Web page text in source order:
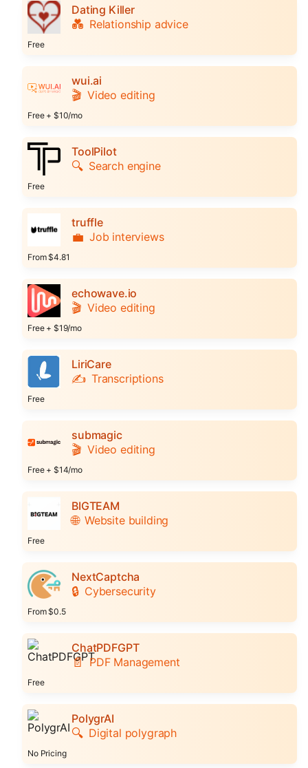
Dating Killer
💑 Relationship advice
Free
wui.ai
🎬 Video editing
Free + $10/mo
ToolPilot
🔍 Search engine
Free
truffle
💼 Job interviews
From $4.81
echowave.io
🎬 Video editing
Free + $19/mo
LiriCare
✍️ Transcriptions
Free
submagic
🎬 Video editing
Free + $14/mo
BIGTEAM
🌐 Website building
Free
NextCaptcha
🔒 Cybersecurity
From $0.5
ChatPDFGPT
📄 PDF Management
Free
PolygrAI
🔍 Digital polygraph
No Pricing